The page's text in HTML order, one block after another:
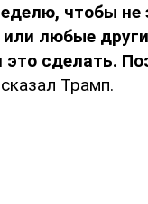
чтобы не
любые
это сделать.
Трамп.